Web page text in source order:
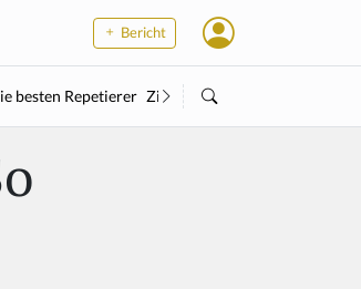
Bericht
besten Repetierer Zielstock